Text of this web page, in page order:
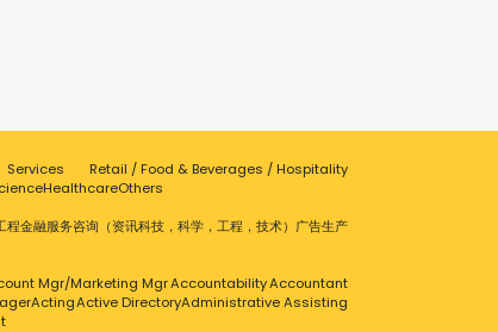
Services
Retail / Food & Beverages / Hospitality
HealthcareOthers
程金融服务咨询（资讯科技，科学，工程，技术） 广告生产
Mgr/Marketing MgrAccountabilityAccountant
ActingActive DirectoryAdministrative Assisting